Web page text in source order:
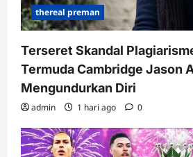
thereal preman
Terseret Skandal
Termuda Cambridge Jason
Mengundurkan Diri
admin 1 hari ago 0